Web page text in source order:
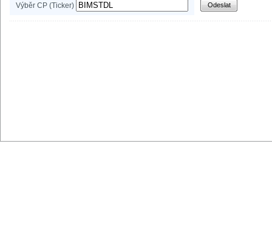
Výběr CP (Ticker)